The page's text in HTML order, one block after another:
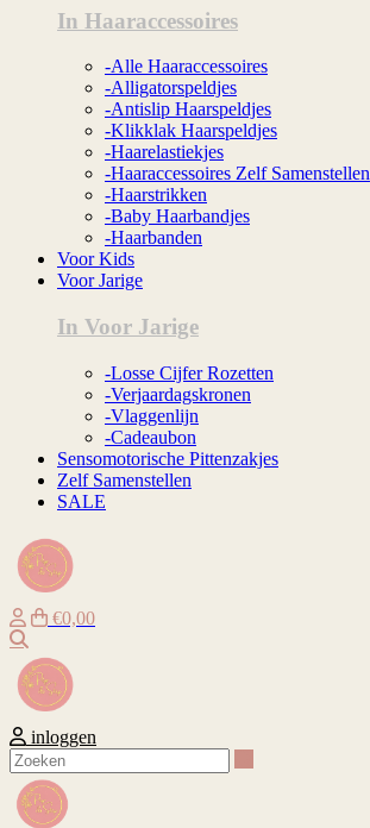
In Haaraccessoires
-Alle Haaraccessoires
-Alligatorspeldjes
-Antislip Haarspeldjes
-Klikklak Haarspeldjes
-Haarelastiekjes
-Haaraccessoires Zelf Samenstellen
-Haarstrikken
-Baby Haarbandjes
-Haarbanden
Voor Kids
Voor Jarige
In Voor Jarige
-Losse Cijfer Rozetten
-Verjaardagskronen
-Vlaggenlijn
-Cadeaubon
Sensomotorische Pittenzakjes
Zelf Samenstellen
SALE
€0,00
inloggen